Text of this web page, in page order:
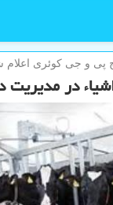
پی و جی كوئری اعلام
در مدیریت